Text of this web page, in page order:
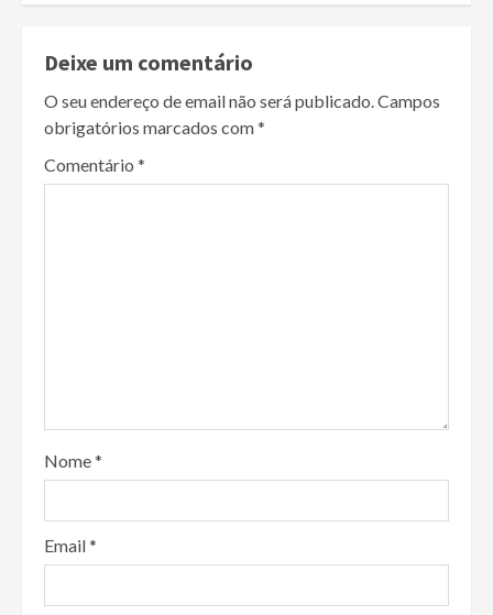
Deixe um comentário
O seu endereço de email não será publicado.Campos
obrigatórios marcados com*
Comentário *
Nome*
Email*